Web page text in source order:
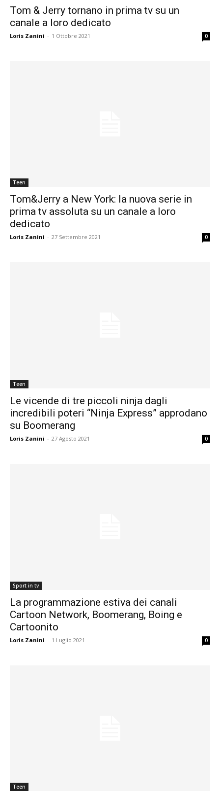
Tom & Jerry tornano in prima tv su un
canale a loro dedicato
Loris Zanini - 1 Ottobre 2021 0
Teen
Tom&Jerry a New York: la nuova serie in
prima tv assoluta su un canale a loro
dedicato
Loris Zanini - 27 Settembre 2021 0
Teen
Le vicende di tre piccoli ninja dagli
incredibili poteri “Ninja Express” approdano
su Boomerang
Loris Zanini - 27 Agosto 2021 0
Sport in tv
La programmazione estiva dei canali
Cartoon Network, Boomerang, Boing e
Cartoonito
Loris Zanini - 1 Luglio 2021 0
Teen